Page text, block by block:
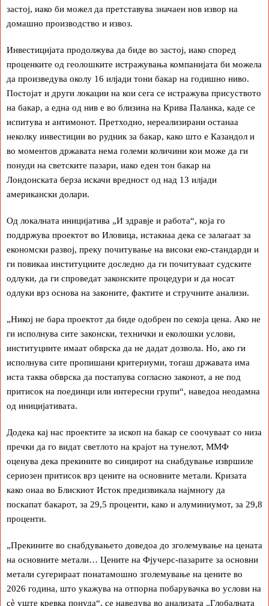
застој, иако би можел да претставува значаен нов извор на
домашно производство и извоз.
Инвестицијата продолжува да биде во застој, иако според
проценките од геолошките истражувања компанијата би можела
да произведува околу 16 илјади тони бакар на годишно ниво.
Постојат и други локации на кои сега се истражува присуството
на бакар, а една од нив е во близина на Крива Паланка, каде се
испитува и антимонот. Претходно, нереализирани останаа
неколку инвестиции во рудник за бакар, како што е Казандол и
во моментов државата нема големи количини кои може да ги
понуди на светските пазари, иако еден тон бакар на
Лондонската берза искачи вредност од над 13 илјади
американски долари.
Од локалната иницијатива „И здравје и работа“, која го
поддржува проектот во Иловица, истакнаа дека се залагаат за
економски развој, преку почитување на високи еко-стандарди и
ги повикаа институциите доследно да ги почитуваат судските
одлуки, да ги спроведат законските процедури и да носат
одлуки врз основа на законите, фактите и стручните анализи.
„Никој не бара проектот да биде одобрен по секоја цена. Ако не
ги исполнува сите законски, технички и еколошки услови,
институциите имаат обврска да не дадат дозвола. Но, ако ги
исполнува сите пропишани критериуми, тогаш државата има
иста таква обврска да постапува согласно законот, а не под
притисок на поединци или интересни групи“, наведоа неодамна
од иницијативата.
Додека кај нас проектите за ископ на бакар се соочуваат со низа
пречки да го видат светлото на крајот на тунелот, ММФ
оценува дека прекините во синџирот на снабдување извршиле
сериозен притисок врз цените на основните метали. Кризата
како онаа во Блискиот Исток предизвикала најмногу да
поскапат бакарот, за 29,5 проценти, како и алуминиумот, за 29,8
проценти.
„Прекините во снабдувањето доведоа до зголемување на цената
на основните метали… Цените на Фјучерс-пазарите за основни
метали сугерираат понатамошно зголемување на цените во
2026 година, што укажува на отпорна побарувачка во услови на
сè уште кревка понуда“, се наведува во анализата „Глобалната